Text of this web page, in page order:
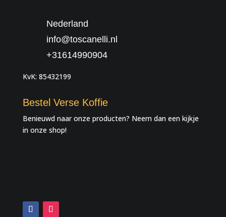
Nederland
info@toscanelli.nl
+31614990904
KvK: 85432199
Bestel Verse Koffie
Benieuwd naar onze producten? Neem dan een kijkje
in onze shop!